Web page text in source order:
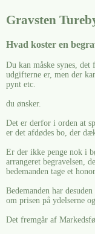
Gravsten
Hvad koster en
Du kan måske synes,
udgifterne er, men der
pynt etc.
du ønsker.
Det er derfor i orden at
er det afdødes bo, der
Er der ikke penge nok i
arrangeret begravelsen,
bedemanden tage et
Bedemanden har
om prisen på ydelserne
Det fremgår af